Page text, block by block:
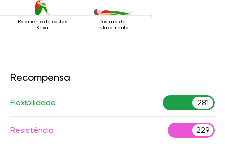
Rolamento de costas
Kriya
Postura de
relaxamento
Recompensa
Flexibilidade 281
Resistência 229